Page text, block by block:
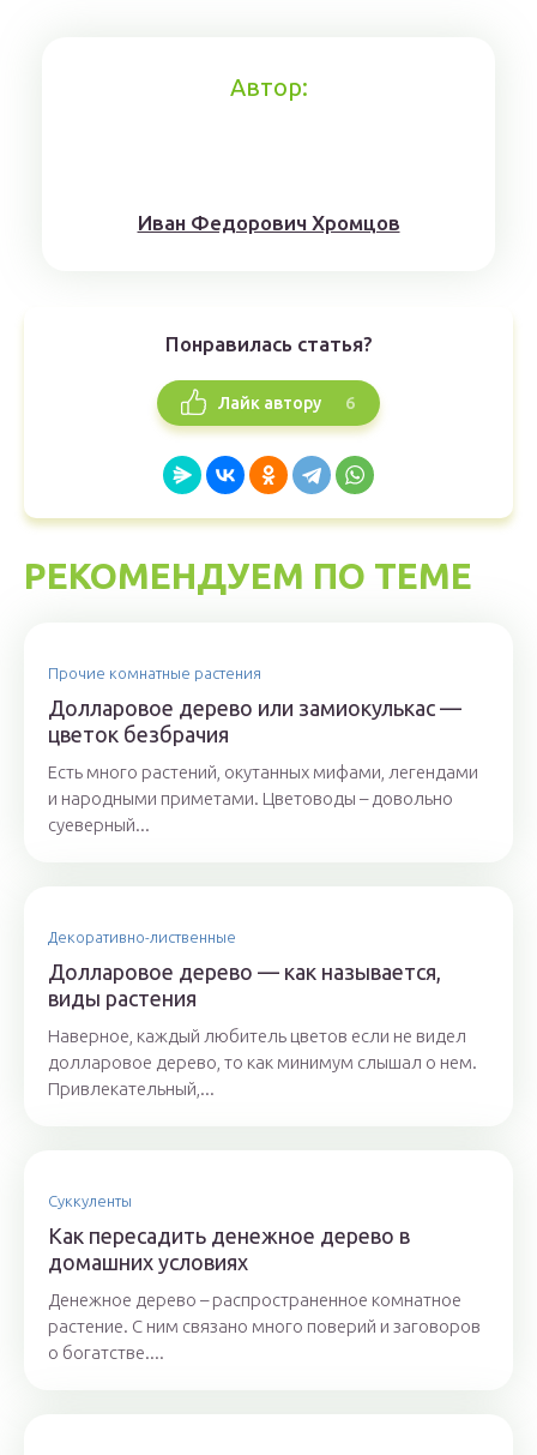
Автор:
Иван Федорович Хромцов
Понравилась статья?
Лайк автору 6
РЕКОМЕНДУЕМ ПО ТЕМЕ
Прочие комнатные растения
Долларовое дерево или замиокулькас —
цветок безбрачия
Есть много растений, окутанных мифами, легендами
и народными приметами. Цветоводы – довольно
суеверный...
Декоративно-лиственные
Долларовое дерево — как называется,
виды растения
Наверное, каждый любитель цветов если не видел
долларовое дерево, то как минимум слышал о нем.
Привлекательный,...
Суккуленты
Как пересадить денежное дерево в
домашних условиях
Денежное дерево – распространенное комнатное
растение. С ним связано много поверий и заговоров
о богатстве....